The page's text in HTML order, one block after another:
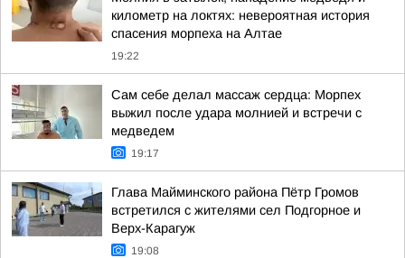
километр на локтях: невероятная история
спасения морпеха на Алтае
19:22
Сам себе делал массаж сердца: Морпех
выжил после удара молнией и встречи с
медведем
19:17
Глава Майминского района Пётр Громов
встретился с жителями сел Подгорное и
Верх-Карагуж
19:08